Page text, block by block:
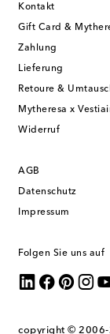
Kontakt
Gift Card &
Zahlung
Lieferung
Retoure &
Mytheresa x
Widerruf
AGB
Datenschutz
Impressum
Folgen Sie uns auf
copyright ©